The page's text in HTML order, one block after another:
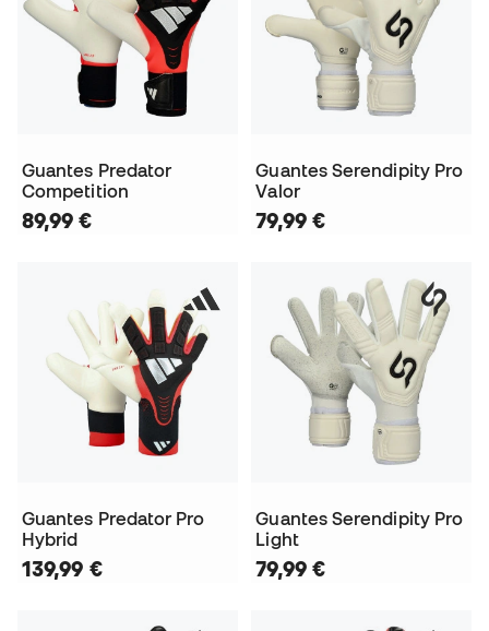
Guantes Predator
Competition
89,99 €
Guantes Serendipity Pro
Valor
79,99 €
Guantes Predator Pro
Hybrid
139,99 €
Guantes Serendipity Pro
Light
79,99 €